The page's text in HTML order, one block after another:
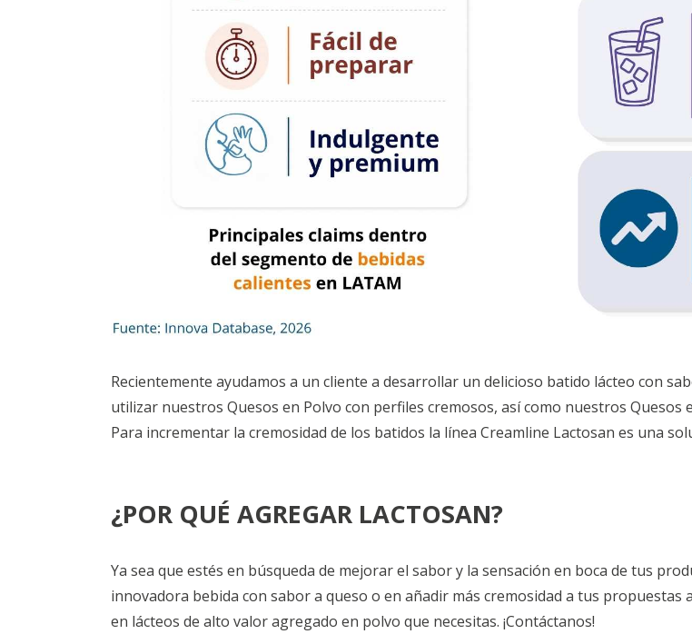
Recientemente ayudamos a un cliente a desarrollar un delicioso batido lácteo con
utilizar nuestros Quesos en Polvo con perfiles cremosos, así como nuestros
Para incrementar la cremosidad de los batidos la línea Creamline Lactosan es una
¿POR QUÉ AGREGAR LACTOSAN?
Ya sea que estés en búsqueda de mejorar el sabor y la sensación en boca de tus
innovadora bebida con sabor a queso o en añadir más cremosidad a tus propuestas
en lácteos de alto valor agregado en polvo que necesitas. ¡Contáctanos!